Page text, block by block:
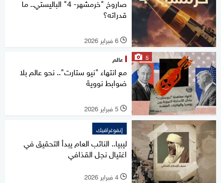
صاروخ "خرمشهر- 4" الباليستي.. ما
قدراته؟
l 6 فبراير 2026
5 عالم
مع انتهاء "نيو ستارت".. نحو عالم بلا
ضوابط نووية
l 5 فبراير 2026
إنفوغرافيك
ليبيا.. النائب العام يبدأ التحقيق في
اغتيال نجل القذافي
l 4 فبراير 2026